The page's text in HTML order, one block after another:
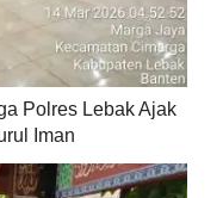
Polres Lebak Ajak
Iman